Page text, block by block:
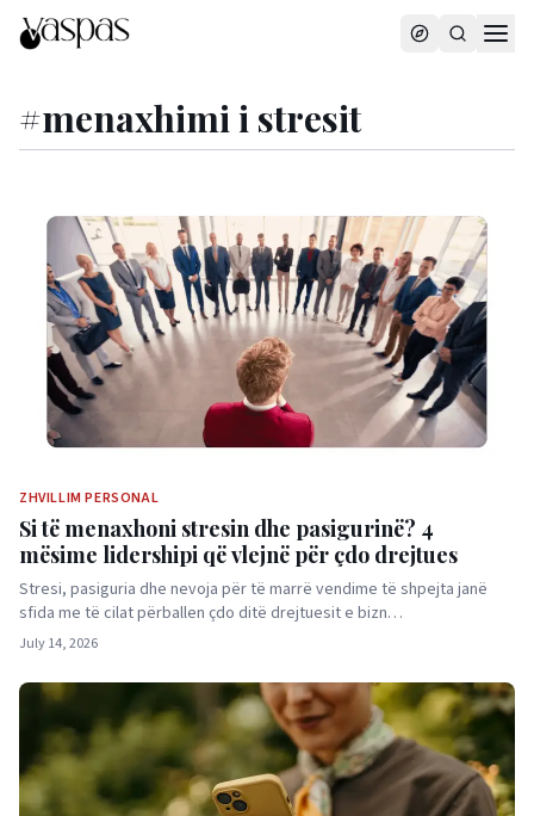
#menaxhimi i stresit
ZHVILLIM PERSONAL
Si të menaxhoni stresin dhe pasigurinë? 4
mësime lidershipi që vlejnë për çdo drejtues
Stresi, pasiguria dhe nevoja për të marrë vendime të shpejta janë
sfida me të cilat përballen çdo ditë drejtuesit e bizn…
July 14, 2026